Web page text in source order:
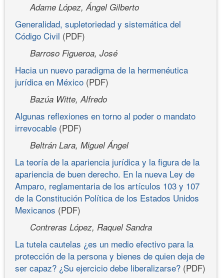
Adame López, Ángel Gilberto
Generalidad, supletoriedad y sistemática del
Código Civil (PDF)
Barroso Figueroa, José
Hacia un nuevo paradigma de la hermenéutica
jurídica en México (PDF)
Bazúa Witte, Alfredo
Algunas reflexiones en torno al poder o mandato
irrevocable (PDF)
Beltrán Lara, Miguel Ángel
La teoría de la apariencia jurídica y la figura de la
apariencia de buen derecho. En la nueva Ley de
Amparo, reglamentaria de los artículos 103 y 107
de la Constitución Política de los Estados Unidos
Mexicanos (PDF)
Contreras López, Raquel Sandra
La tutela cautelas ¿es un medio efectivo para la
protección de la persona y bienes de quien deja de
ser capaz? ¿Su ejercicio debe liberalizarse? (PDF)